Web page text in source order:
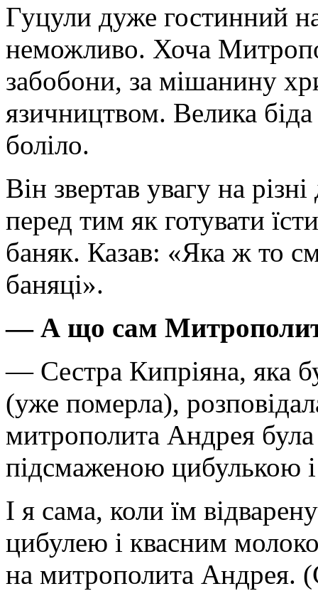
Гуцули дуже гостинний
неможливо. Хоча
забобони, за мішанину
язичництвом. Велика
боліло.
Він звертав увагу на
перед тим як готувати
баняк. Казав: «Яка ж то
баняці».
— А що сам Митрополит
— Сестра Кипріяна, яка
(уже померла),
митрополита Андрея була
підсмаженою цибулькою
І я сама, коли їм
цибулею і квасним
на митрополита Андрея.